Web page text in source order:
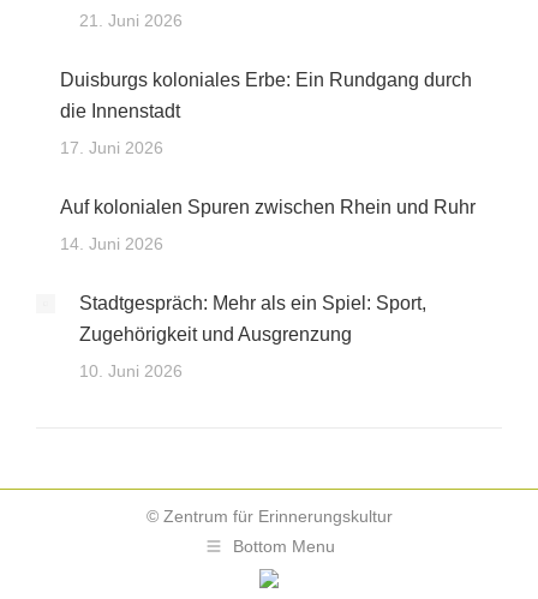
21. Juni 2026
Duisburgs koloniales Erbe: Ein Rundgang durch
die Innenstadt
17. Juni 2026
Auf kolonialen Spuren zwischen Rhein und Ruhr
14. Juni 2026
Stadtgespräch: Mehr als ein Spiel: Sport,
Zugehörigkeit und Ausgrenzung
10. Juni 2026
© Zentrum für Erinnerungskultur
Bottom Menu